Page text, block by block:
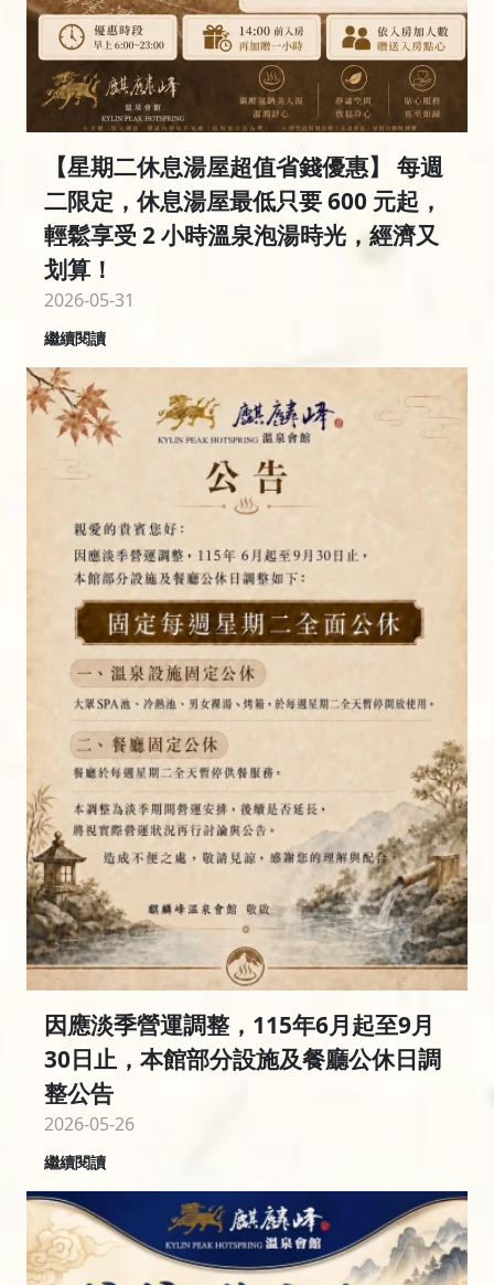
【星期二休息湯屋超值省錢優惠】 每週
二限定，休息湯屋最低只要 600 元起，
輕鬆享受 2 小時溫泉泡湯時光，經濟又
划算！
2026-05-31
繼續閱讀
因應淡季營運調整，115年6月起至9月
30日止，本館部分設施及餐廳公休日調
整公告
2026-05-26
繼續閱讀